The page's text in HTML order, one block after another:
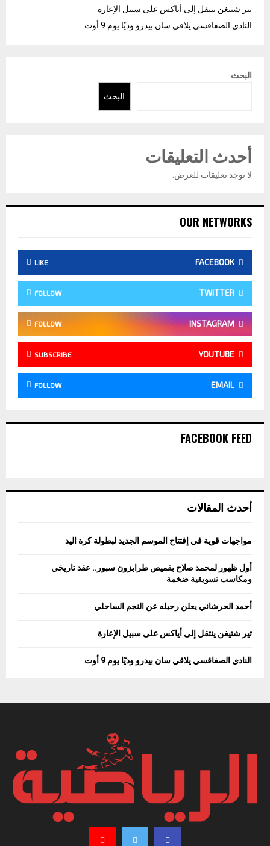
تير شتيغن ينتقل إلى أياكس على سبيل الإعارة
النادي الصفاقسي يلاقي سان بيدرو وديًا يوم 9 أوت
البحث
البحث
أحدث التعليقات
لا توجد تعليقات للعرض.
OUR NETWORKS
FACEBOOK
LIKE
TWITTER
FOLLOW
INSTAGRAM
FOLLOW
YOUTUBE
SUBSCRIBE
EMAIL
FOLLOW
FACEBOOK FEED
أحدث المقالات
مواجهات قوية في إفتتاح الموسم الجديد لبطولة كرة اليد
أول ظهور لمحمد صلاح بقميص طرابزون سبور.. عقد تاريخي
ومكاسب تسويقية ضخمة
أحمد الحرشاني يعلن رحيله عن النجم الساحلي
تير شتيغن ينتقل إلى أياكس على سبيل الإعارة
النادي الصفاقسي يلاقي سان بيدرو وديًا يوم 9 أوت